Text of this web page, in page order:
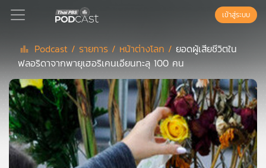
Podcast
เพล
ย์
ลิ
สต์
แนะนำ
เข้าสู่ระบบ
Podcast / รายการ / หน้าต่างโลก / ยอดผู้เสียชีวิตใน
ฟลอริดาจากพายุเฮอริเคนเอียนทะลุ 100 คน